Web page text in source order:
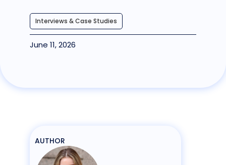
Interviews & Case Studies
June 11, 2026
AUTHOR